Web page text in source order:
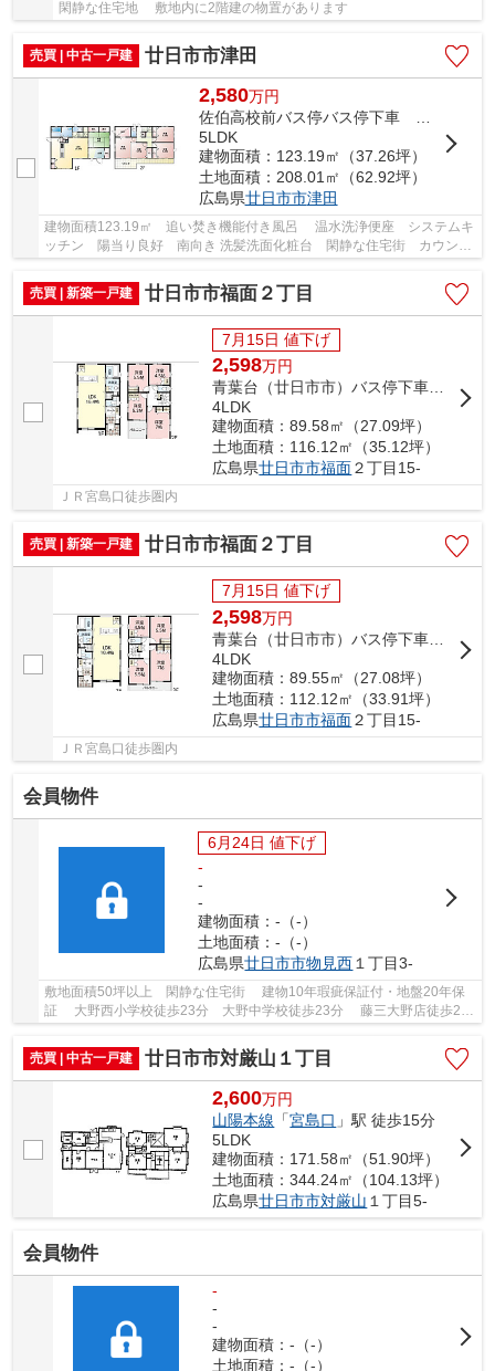
閑静な住宅地 敷地内に2階建の物置があります
売買 | 中古一戸建 廿日市市津田
2,580万円
5LDK
建物面積：123.19㎡（37.26坪）
土地面積：208.01㎡（62.92坪）
広島県廿日市市津田
建物面積123.19㎡ 追い焚き機能付き風呂 温水洗浄便座 システムキ
ッチン 陽当り良好 南向き 洗髪洗面化粧台 閑静な住宅街 カウンタ
ーキッチン ウォークインクローゼット キ...
売買 | 新築一戸建
廿日市市福面２丁目
7月15日 値下げ
2,598万円
青葉台（廿日市市）バス停下車 徒歩4分
4LDK
建物面積：89.58㎡（27.09坪）
土地面積：116.12㎡（35.12坪）
広島県廿日市市福面２丁目15-
ＪＲ宮島口徒歩圏内
売買 | 新築一戸建 廿日市市福面２丁目
7月15日 値下げ
2,598万円
青葉台（廿日市市）バス停下車 徒歩4分
4LDK
建物面積：89.55㎡（27.08坪）
土地面積：112.12㎡（33.91坪）
広島県廿日市市福面２丁目15-
ＪＲ宮島口徒歩圏内
会員物件
6月24日 値下げ
-
-
-
建物面積：-（-）
土地面積：-（-）
広島県廿日市市物見西 １丁目3-
敷地面積50坪以上 閑静な住宅街 建物10年瑕疵保証付・地盤20年保
証 大野西小学校徒歩23分 大野中学校徒歩23分 藤三大野店徒歩24
売買 | 中古一戸建
廿日市市対厳山１丁目
2,600万円
山陽本線 「宮島口 」駅 徒歩15分
5LDK
建物面積：171.58㎡（51.90坪）
土地面積：344.24㎡（104.13坪）
広島県廿日市市対厳山 １丁目5-
会員物件
-
-
-
建物面積：-（-）
土地面積：-（-）